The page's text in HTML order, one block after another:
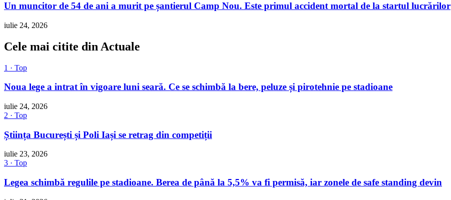
Un muncitor de 54 de ani a murit pe șantierul Camp Nou. Este primul accident mortal de la startul lucrărilor
iulie 24, 2026
Cele mai citite din Actuale
1 · Top
Noua lege a intrat în vigoare luni seară. Ce se schimbă la bere, peluze și pirotehnie pe stadioane
iulie 24, 2026
2 · Top
Știința București și Poli Iași se retrag din competiții
iulie 23, 2026
3 · Top
Legea schimbă regulile pe stadioane. Berea de până la 5,5% va fi permisă, iar zonele de safe standing devin